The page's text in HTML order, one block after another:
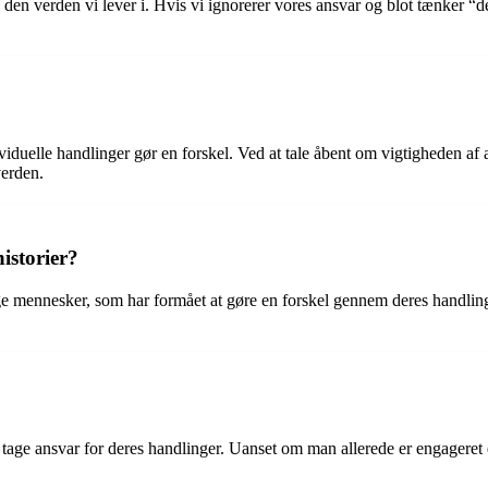
verden vi lever i. Hvis vi ignorerer vores ansvar og blot tænker
handlinger gør en forskel. Ved at tale åbent om vigtigheden af
som har formået at gøre en forskel gennem deres
ansvar for deres handlinger. Uanset om man allerede er